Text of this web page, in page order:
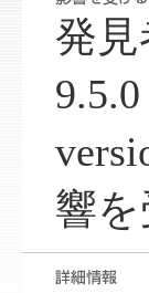
発見
響